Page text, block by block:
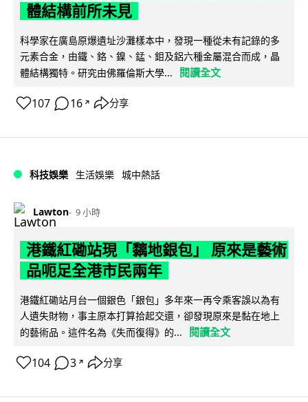
體結構前所未見
科學家在廣島原爆遺址沙灘樣本中，發現一種從未有記錄的多
元素合金，由鐵、鉻、鎳、錳、鉬及鋁六種金屬混合而成，晶
體結構獨特。研究由佛羅倫斯大學...
閱讀全文
107 16 ↗ 分享
科技娛樂 生活娛樂 城中熱話
Lawton 9 小時
港鐵紅磡站現「黐地銀包」 原來是藝術
品呃足全港市民兩年
港鐵紅磡站月台一個銀色「銀包」多年來一再令乘客誤以為有
人遺失財物，事主原本打算拾起交還，卻發現原來是黏在地上
的藝術品。這件名為《失而復得》的...
閱讀全文
104 3 ↗ 分享